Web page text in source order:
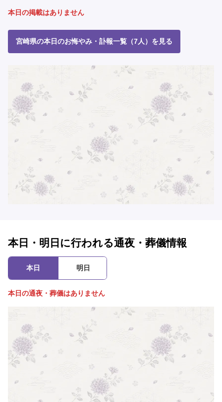
本日の掲載はありません
宮崎県の本日のお悔やみ・訃報一覧（7人）を見る
本日・明日に行われる通夜・葬儀情報
本日 明日
本日の通夜・葬儀はありません